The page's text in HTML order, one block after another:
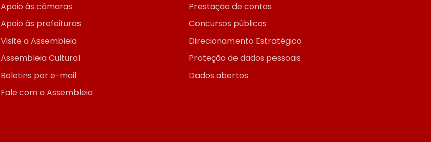
Apoio às câmaras
Apoio às prefeituras
Visite a Assembleia
Assembleia Cultural
Boletins por e-mail
Fale com a Assembleia
Prestação de contas
Concursos públicos
Direcionamento Estratégico
Proteção de dados pessoais
Dados abertos